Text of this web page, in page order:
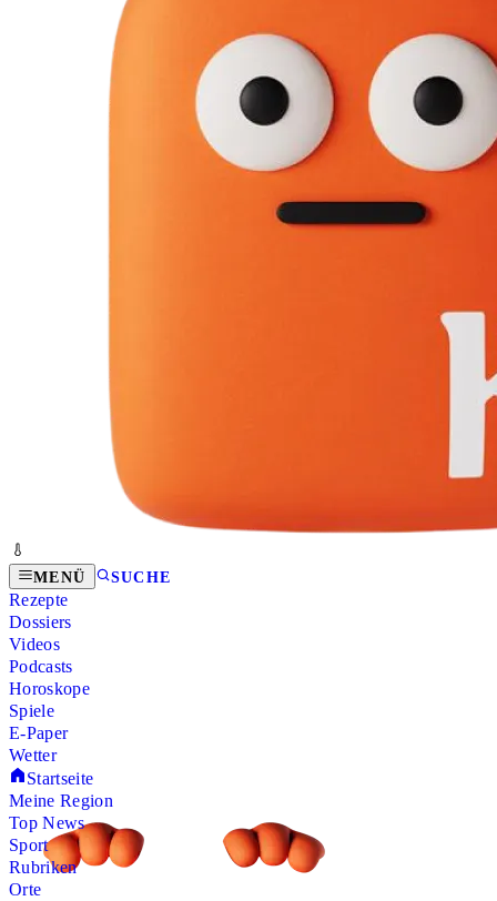
MENÜ SUCHE
Rezepte
Dossiers
Videos
Podcasts
Horoskope
Spiele
E-Paper
Wetter
Startseite
Meine Region
Top News
Sport
Rubriken
Orte